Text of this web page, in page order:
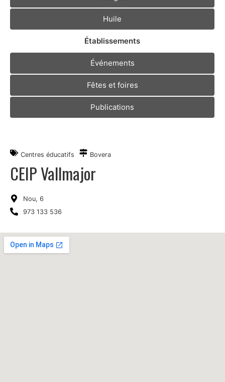
Huile
Établissements
Événements
Fêtes et foires
Publications
Centres éducatifs Bovera
CEIP Vallmajor
Nou, 6
973 133 536